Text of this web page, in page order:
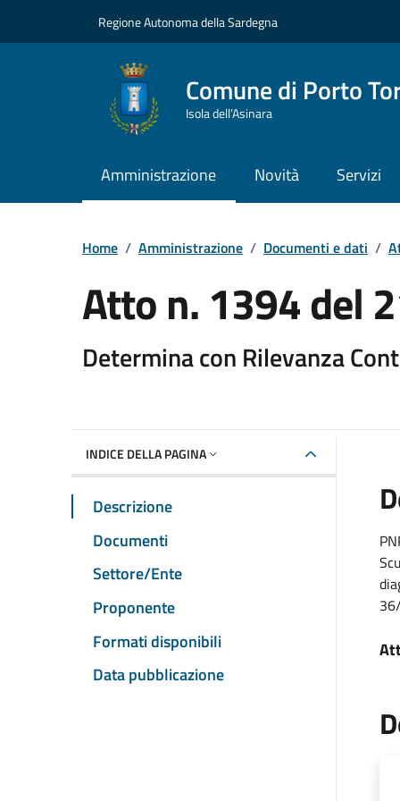
Regione Autonoma della Sardegna
Comune di Porto
Isola dell’Asinara
Amministrazione Novità Servizi
Home / Amministrazione / Documenti e dati /
Atto n. 1394 del
Determina con Rilevanza
INDICE DELLA PAGINA
Descrizione
Documenti
Settore/Ente
Proponente
Formati disponibili
Data pubblicazione